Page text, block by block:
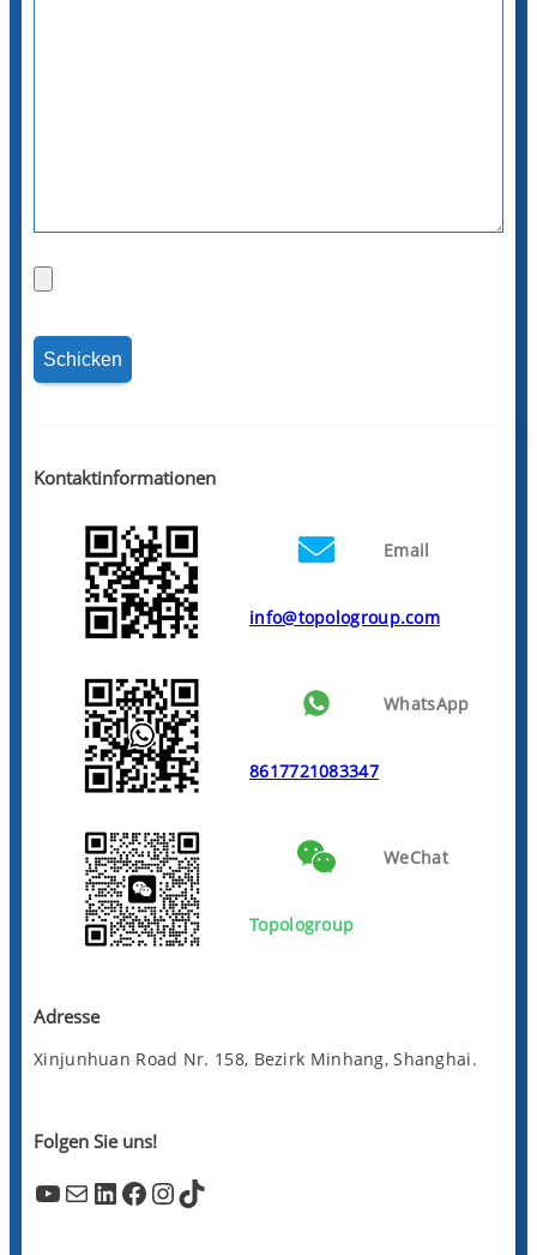
Kontaktinformationen
Email
info@topologroup.com
WhatsApp
8617721083347
WeChat
Topologroup
Adresse
Xinjunhuan Road Nr. 158, Bezirk Minhang, Shanghai.
Folgen Sie uns!
YouTube Mail LinkedIn Facebook InstagramTikTok